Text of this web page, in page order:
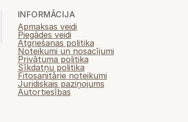
INFORMĀCIJA
Apmaksas veidi
Piegādes veidi
Atgriešanas politika
Noteikumi un nosacījumi
Privātuma politika
Sīkdatņu politika
Fitosanitārie noteikumi
Juridiskais paziņojums
Autortiesības